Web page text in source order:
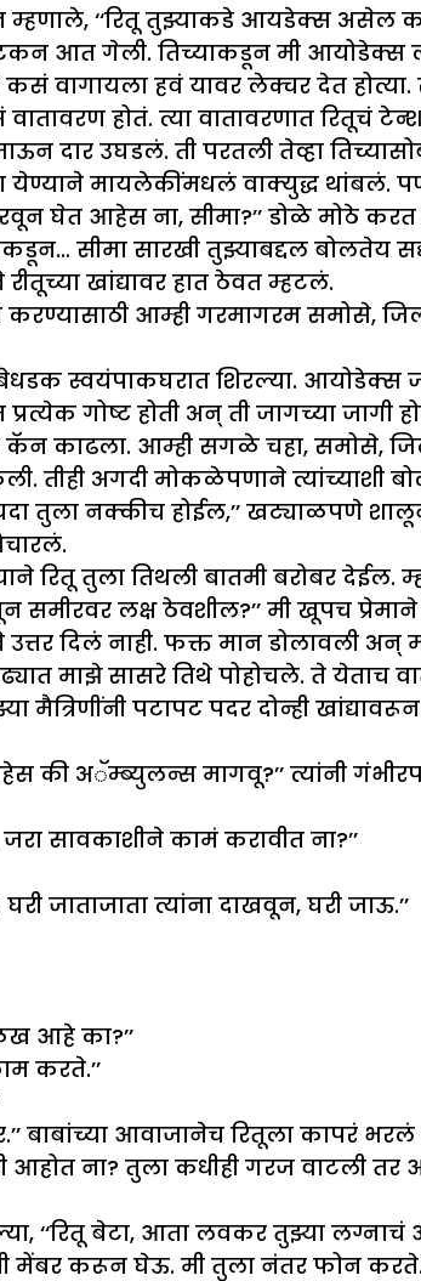
म्हणाले, ‘‘रितू तुझ्याकडे आयडेक्स असेल
आत गेली. तिच्याकडून मी आयोडेक्स
वागायला हवं यावर लेक्चर देत
होतं. त्या वातावरणात रितूचं
दार उघडलं. ती परतली तेव्हा
येण्याने मायलेकींमधलं वाक्युद्ध थांबलं.
घेत आहेस ना, सीमा?’’ डोळे मोठे
सीमा सारखी तुझ्याबद्दल बोलतेय
खांद्यावर हात ठेवत म्हटलं.
करण्यासाठी आम्ही गरमागरम समोसे,
स्वयंपाकघरात शिरल्या. आयोडेक्स
गोष्ट होती अन् ती जागच्या जागी
काढला. आम्ही सगळे चहा, समोसे,
केली. तीही अगदी मोकळेपणाने
तुला नक्कीच होईल,’’ खट्याळपणे
रितू तुला तिथली बातमी बरोबर
समीरवर लक्ष ठेवशील?’’ मी खूपच
दिलं नाही. फक्त मान डोलावली
माझे सासरे तिथे पोहोचले. ते येताच
पटापट पदर दोन्ही
की अॅम्ब्युलन्स मागवू?’’ त्यांनी
सावकाशीने कामं करावीत ना?’’
जाताजाता त्यांना दाखवून, घरी जाऊ.’’
आहे का?’’
करते.’’
बाबांच्या आवाजानेच रितूला कापरं भरलं
आहोत ना? तुला कधीही गरज वाटली
‘‘रितू बेटा, आता लवकर तुझ्या
मेंबर करून घेऊ. मी तुला नंतर फोन